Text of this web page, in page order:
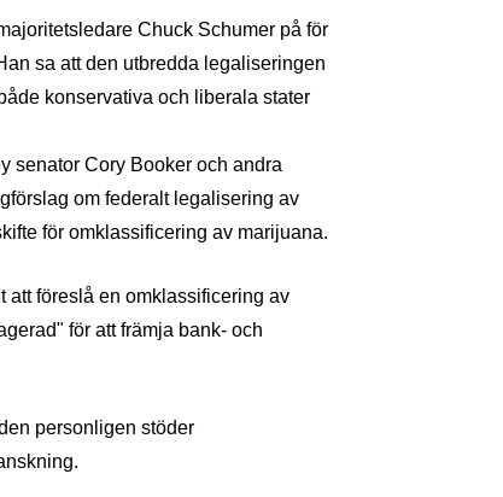
Chuck Schumer på för
sa att den utbredda legaliseringen
konservativa och liberala stater
senator Cory Booker och andra
om federalt legalisering av
för omklassificering av marijuana.
att föreslå en omklassificering av
för att främja bank- och
personligen stöder